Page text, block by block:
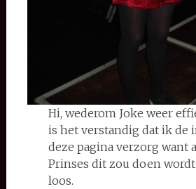
Hi, wederom Joke weer
is het verstandig dat ik de
deze pagina verzorg want
Prinses dit zou doen
loos.